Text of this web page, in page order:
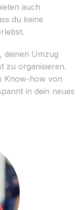
auch
du keine
deinen Umzug
zu organisieren.
Know-how von
in dein neues